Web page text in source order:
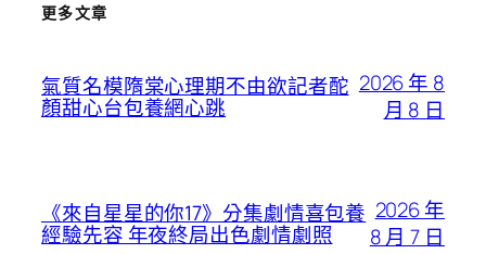
更多文章
氣質名模隋棠心理期不由欲記者酡
顏甜心台包養網心跳
2026 年 8
月 8 日
《來自星星的你17》分集劇情喜包養
經驗先容 年夜終局出色劇情劇照
2026 年
8 月 7 日